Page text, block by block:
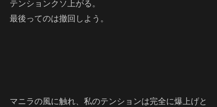
テンションクソ上がる。
最後ってのは撤回しよう。
マニラの風に触れ、私のテンションは完全に爆上げと